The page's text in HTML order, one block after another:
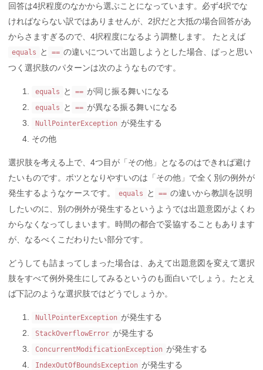
回答は4択程度のなかから選ぶことになっています。必ず4択でな
ければならない訳ではありませんが、2択だと大抵の場合回答があ
からさますぎるので、4択程度になるよう調整します。 たとえば
equals と == の違いについて出題しようとした場合、ぱっと思い
つく選択肢のパターンは次のようなものです。
equals と == が同じ振る舞いになる
equals と == が異なる振る舞いになる
NullPointerException が発生する
その他
選択肢を考える上で、4つ目が「その他」となるのはできれば避け
たいものです。ボツとなりやすいのは「その他」で全く別の例外が
発生するようなケースです。
equals と == の違いから教訓を説明
したいのに、別の例外が発生するというようでは出題意図がよくわ
からなくなってしまいます。時間の都合で妥協することもあります
が、なるべくこだわりたい部分です。
どうしても詰まってしまった場合は、あえて出題意図を変えて選択
肢をすべて例外発生にしてみるというのも面白いでしょう。たとえ
ば下記のような選択肢ではどうでしょうか。
NullPointerException が発生する
StackOverflowError が発生する
ConcurrentModificationException が発生する
IndexOutOfBoundsException が発生する